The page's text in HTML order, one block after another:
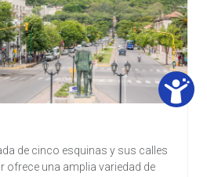
de cinco esquinas y sus calles
ofrece una amplia variedad de